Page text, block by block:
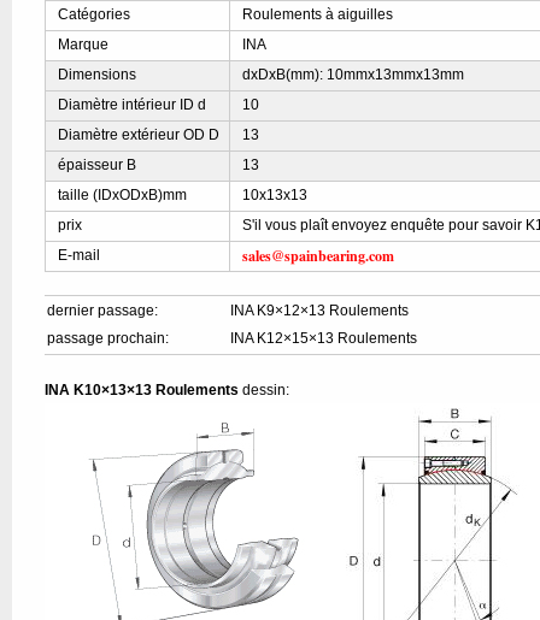
Catégories
Roulements à aiguilles
Marque
INA
Dimensions
dxDxB(mm): 10mmx13mmx13mm
Diamètre intérieur ID d
10
Diamètre extérieur OD D
13
épaisseur B
13
taille (IDxODxB)mm
10x13x13
prix
S'il vous plaît envoyez enquête pour savoir
E-mail
sales@spainbearing.com
dernier passage:
INA K9×12×13 Roulements
passage prochain:
INA K12×15×13 Roulements
INA K10×13×13 Roulements dessin: